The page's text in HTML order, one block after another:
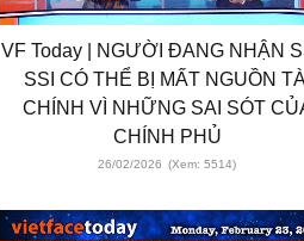
VF Today | NGƯỜI ĐANG NHẬN
SSI CÓ THỂ BỊ MẤT NGUỒN TÀI
CHÍNH VÌ NHỮNG SAI SÓT
CHÍNH PHỦ
26/02/2026 (Xem: 5514)